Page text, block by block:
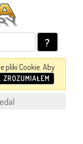
?
pliki Cookie. Aby
ZROZUMIAŁEM